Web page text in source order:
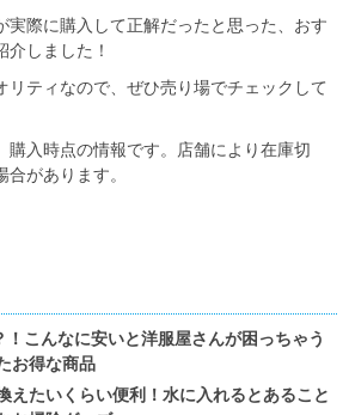
実際に購入して正解だったと思った、おす
しました！
リティなので、ぜひ売り場でチェックして
入時点の情報です。店舗により在庫切
があります。
こんなに安いと洋服屋さんが困っちゃう
お得な商品
えたいくらい便利！水に入れるとあること